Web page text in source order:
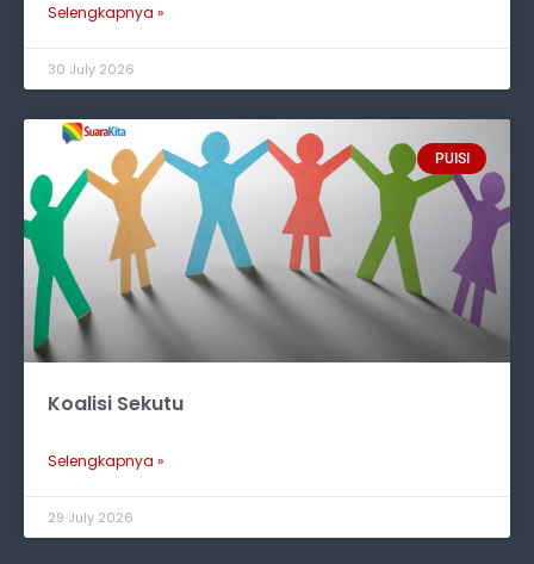
Selengkapnya »
30 July 2026
PUISI
Koalisi Sekutu
Selengkapnya »
29 July 2026